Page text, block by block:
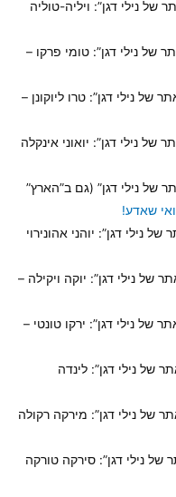
של נילי דגן”: ויליה-טוליה
של נילי דגן”: יואוני אינקלה
של נילי דגן” (גם ב”הארץ”
שאדע!
של נילי דגן”: יוהני אהונירוי
של נילי דגן”: לינדה
של נילי דגן”: מירקה רקולה
של נילי דגן”: סירקה טורקה